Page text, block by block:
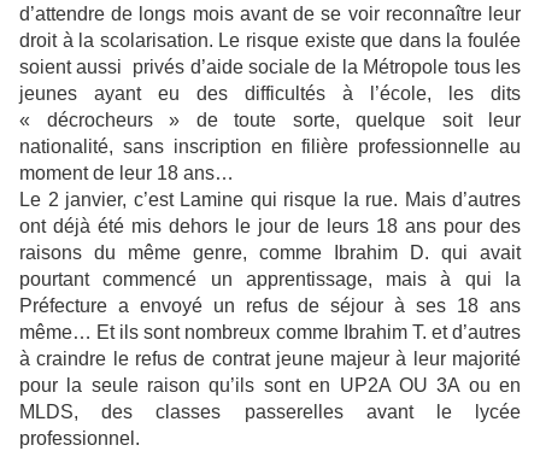
d’attendre de longs mois avant de se voir reconnaître leur
droit à la scolarisation. Le risque existe que dans la foulée
soient aussi privés d’aide sociale de la Métropole tous les
jeunes ayant eu des difficultés à l’école, les dits
« décrocheurs » de toute sorte, quelque soit leur
nationalité, sans inscription en filière professionnelle au
moment de leur 18 ans…
Le 2 janvier, c’est Lamine qui risque la rue. Mais d’autres
ont déjà été mis dehors le jour de leurs 18 ans pour des
raisons du même genre, comme Ibrahim D. qui avait
pourtant commencé un apprentissage, mais à qui la
Préfecture a envoyé un refus de séjour à ses 18 ans
même… Et ils sont nombreux comme Ibrahim T. et d’autres
à craindre le refus de contrat jeune majeur à leur majorité
pour la seule raison qu’ils sont en UP2A OU 3A ou en
MLDS, des classes passerelles avant le lycée
professionnel.